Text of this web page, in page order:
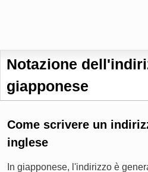
Notazione
giapponese
Come scrivere un
inglese
In giapponese, l'indirizzo è